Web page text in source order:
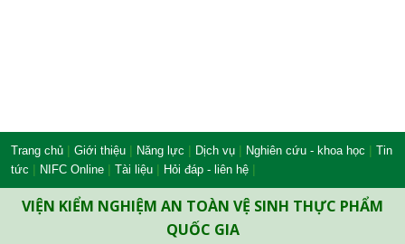
Trang chủ | Giới thiệu | Năng lực | Dịch vụ | Nghiên cứu - khoa học | Tin
tức | NIFC Online | Tài liệu | Hỏi đáp - liên hệ |
VIỆN KIỂM NGHIỆM AN TOÀN VỆ SINH THỰC PHẨM
QUỐC GIA